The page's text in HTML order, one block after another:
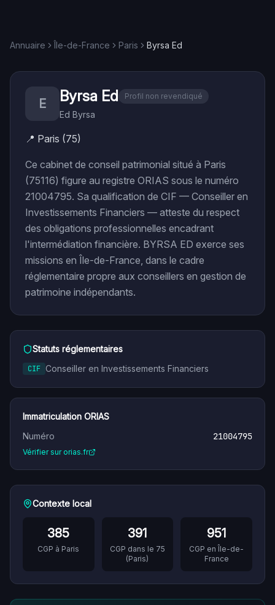
Annuaire Île-de-France Paris Byrsa Ed
E Byrsa Ed Profil non revendiqué
Ed Byrsa
📍 Paris (75)
Ce cabinet de conseil patrimonial situé à Paris
(75116) figure au registre ORIAS sous le numéro
21004795. Sa qualification de CIF — Conseiller en
Investissements Financiers — atteste du respect
des obligations professionnelles encadrant
l'intermédiation financière. BYRSA ED exerce ses
missions en Île-de-France, dans le cadre
réglementaire propre aux conseillers en gestion de
patrimoine indépendants.
Statuts réglementaires
CIF Conseiller en Investissements Financiers
Immatriculation ORIAS
Numéro
21004795
Vérifier sur orias.fr
Contexte local
385
CGP à Paris
391
CGP dans le 75
(Paris)
951
CGP en Île-de-
France